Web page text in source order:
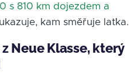
s 810 km dojezdem a
kam směřuje laťka.
Neue Klasse, který